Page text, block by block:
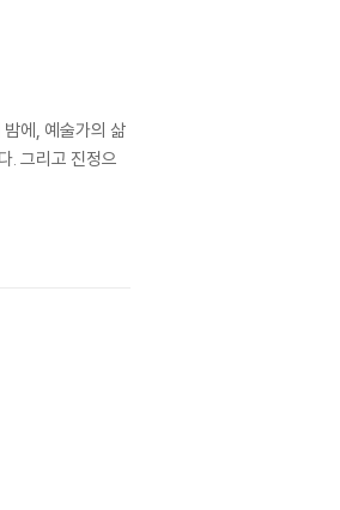
에, 예술가의 삶
. 그리고 진정으